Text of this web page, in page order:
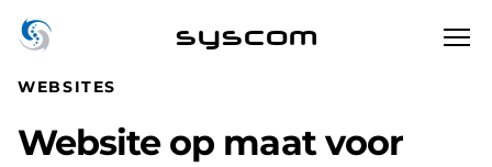
syscom
WEBSITES
Website op maat voor